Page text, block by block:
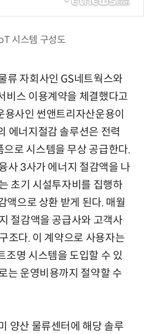
시스템 구성도
류 자회사인 GS네트웍스와
비스 이용계약을 체결했다고
사인 썬앤트리자산운용이
에너지절감 솔루션은 전력
로 시스템을 무상 공급한다.
사 3사가 에너지 절감액을 나
초기 시설투자비를 집행하
액으로 상환 받게 된다. 매월
절감액을 공급사와 고객사
조다. 이 계약으로 사용자는
조명 시스템을 도입할 수 있
는 운영비용까지 절약할 수
양산 물류센터에 해당 솔루